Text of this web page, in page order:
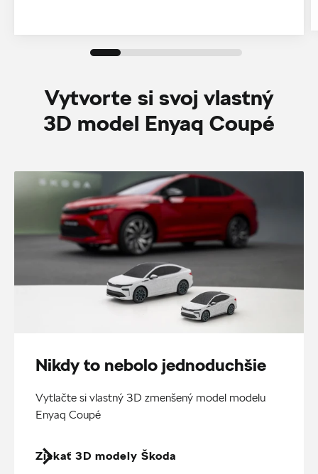
Vytvorte si svoj vlastný
3D model Enyaq Coupé
Nikdy to nebolo jednoduchšie
Vytlačte si vlastný 3D zmenšený model modelu
Enyaq Coupé
Získať 3D modely Škoda